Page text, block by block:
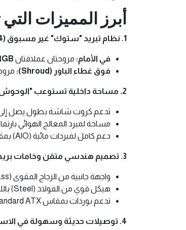
أبرز المميزات
1. نظام تبريد "ستوك" غير مسبوق (4 مراوح مرفقة!)
في الأمام: مروحتان عملاقتان
فوق غطاء الباور (Shroud):
2. مساحة داخلية تستوعب "الوحوش"
تدعم كروت شاشة بطول يصل
مساحة لمبرد المعالج الهوائي
دعم كامل لمبردات مائية (AIO) بمقاس
3. تصميم هندسي متقن وخامات بريميوم
واجهة جانبية من الزجاج المقوى (Tempered Glass) بسمك
هيكل قوي من الفولاذ (Steel) باللون الأسود المطفي الجذاب.
تدعم بوردات بمقاس Standard ATX بكل أريحية.
4. توصيلات حديثة وسهولة في الاستخدام